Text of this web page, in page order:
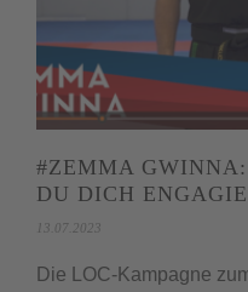
#ZEMMA
DU DICH
13.07.2023
Die LOC-Kampagne